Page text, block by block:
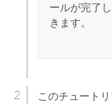
ールが完了
きます。
このチュート